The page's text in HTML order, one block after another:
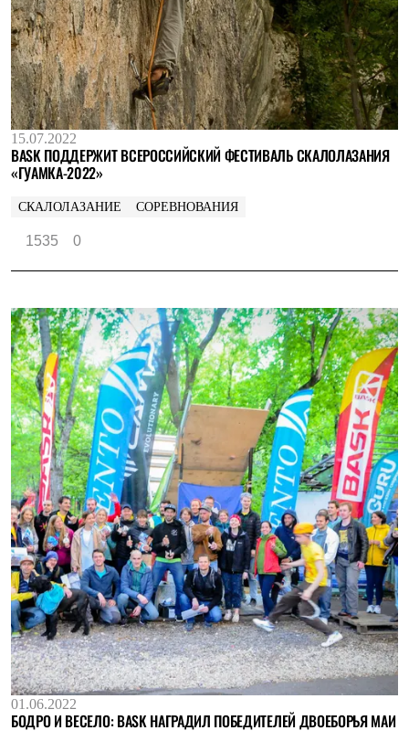
15.07.2022
BASK ПОДДЕРЖИТ ВСЕРОССИЙСКИЙ ФЕСТИВАЛЬ СКАЛОЛАЗАНИЯ
«ГУАМКА-2022»
СКАЛОЛАЗАНИЕ СОРЕВНОВАНИЯ
1535 0
01.06.2022
БОДРО И ВЕСЕЛО: BASK НАГРАДИЛ ПОБЕДИТЕЛЕЙ ДВОЕБОРЬЯ МАИ